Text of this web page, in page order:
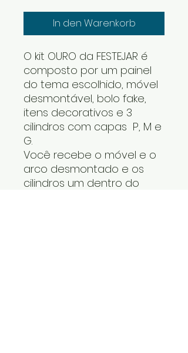
In den Warenkorb
O kit OURO da FESTEJAR é
composto por um painel
do tema escolhido, móvel
desmontável, bolo fake,
itens decorativos e 3
cilindros com capas P, M e
G.
Você recebe o móvel e o
arco desmontado e os
cilindros um dentro do